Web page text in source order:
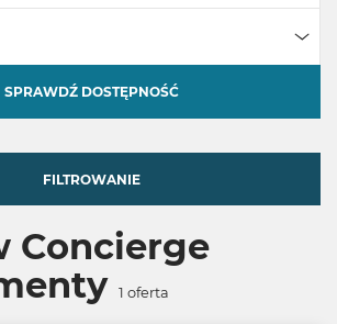
SPRAWDŹ DOSTĘPNOŚĆ
FILTROWANIE
Concierge
1 oferta